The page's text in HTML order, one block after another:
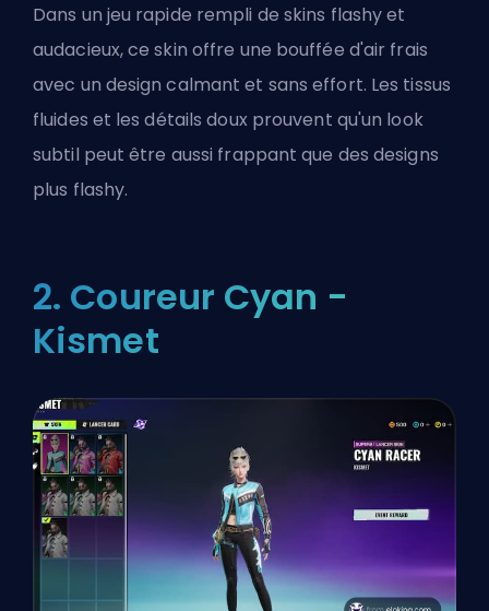
Dans un jeu rapide rempli de skins flashy et
audacieux, ce skin offre une bouffée d'air frais
avec un design calmant et sans effort. Les tissus
fluides et les détails doux prouvent qu'un look
subtil peut être aussi frappant que des designs
plus flashy.
2. Coureur Cyan -
Kismet